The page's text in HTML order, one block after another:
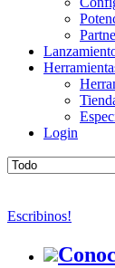
Login
Escribinos!